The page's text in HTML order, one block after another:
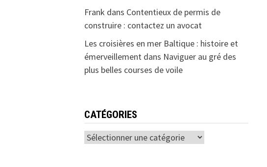
Frank dans Contentieux de permis de
construire : contactez un avocat
Les croisières en mer Baltique : histoire et
émerveillementdans Naviguer au gré des
plus belles courses de voile
CATÉGORIES
Catégories